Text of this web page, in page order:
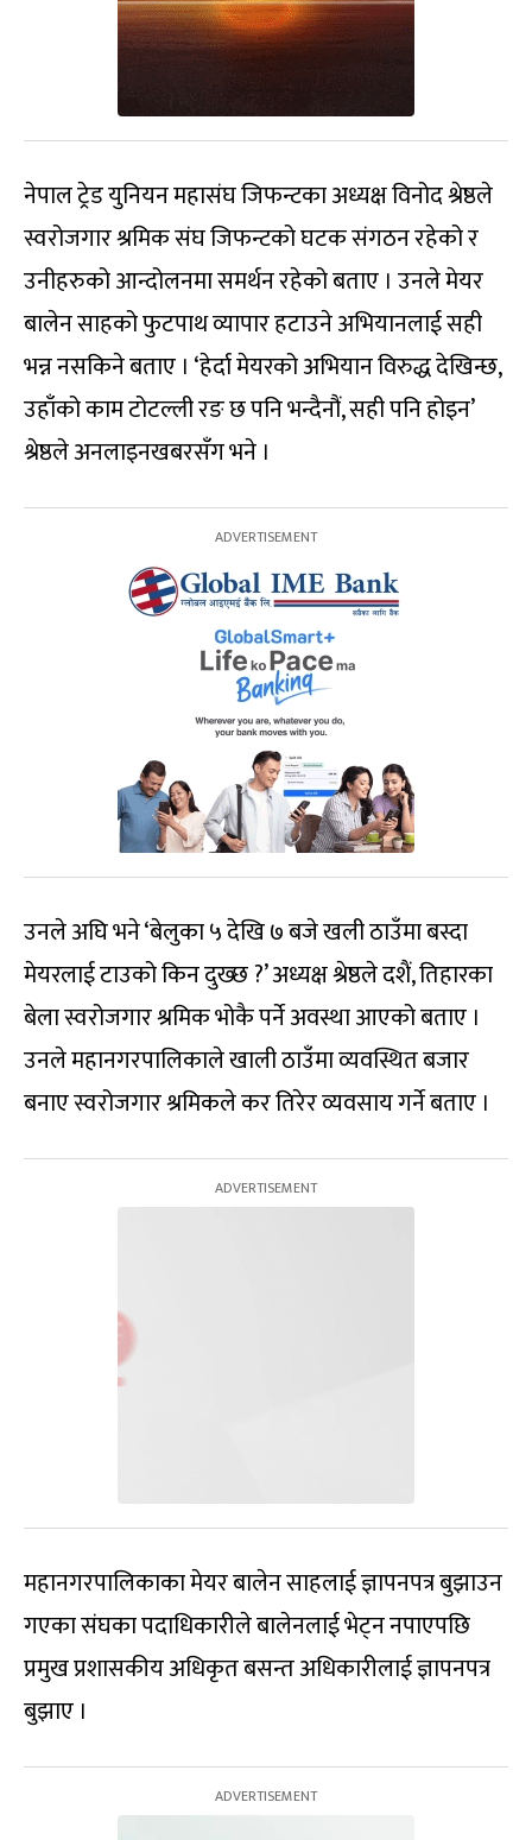
नेपाल ट्रेड युनियन महासंघ जिफन्टका अध्यक्ष विनोद श्रेष्ठले
स्वरोजगार श्रमिक संघ जिफन्टको घटक संगठन रहेको र
उनीहरुको आन्दोलनमा समर्थन रहेको बताए । उनले मेयर
बालेन साहको फुटपाथ व्यापार हटाउने अभियानलाई सही
भन्न नसकिने बताए । ‘हेर्दा मेयरको अभियान विरुद्ध देखिन्छ,
उहाँको काम टोटल्ली रङ छ पनि भन्दैनौं, सही पनि होइन’
श्रेष्ठले अनलाइनखबरसँग भने ।
उनले अघि भने ‘बेलुका ५ देखि ७ बजे खली ठाउँमा बस्दा
मेयरलाई टाउको किन दुख्छ ?’ अध्यक्ष श्रेष्ठले दशैं, तिहारका
बेला स्वरोजगार श्रमिक भोकै पर्ने अवस्था आएको बताए ।
उनले महानगरपालिकाले खाली ठाउँमा व्यवस्थित बजार
बनाए स्वरोजगार श्रमिकले कर तिरेर व्यवसाय गर्ने बताए ।
महानगरपालिकाका मेयर बालेन साहलाई ज्ञापनपत्र बुझाउन
गएका संघका पदाधिकारीले बालेनलाई भेट्न नपाएपछि
प्रमुख प्रशासकीय अधिकृत बसन्त अधिकारीलाई ज्ञापनपत्र
बुझाए ।